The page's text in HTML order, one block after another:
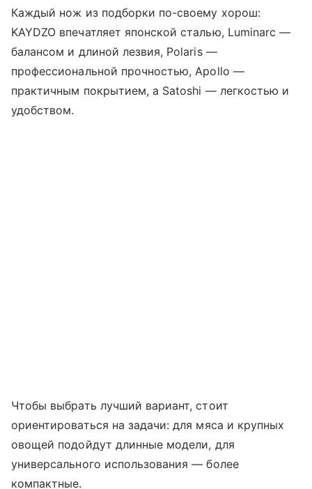
Каждый нож из подборки по-своему хорош:
KAYDZO впечатляет японской сталью, Luminarc —
балансом и длиной лезвия, Polaris —
профессиональной прочностью, Apollo —
практичным покрытием, а Satoshi — легкостью и
удобством.
Чтобы выбрать лучший вариант, стоит
ориентироваться на задачи: для мяса и крупных
овощей подойдут длинные модели, для
универсального использования — более
компактные.